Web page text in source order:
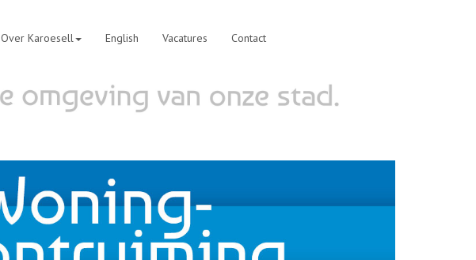
Over Karoesell English Vacatures Contact